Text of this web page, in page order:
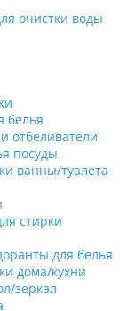
очистки воды
белья
отбеливатели
посуды
ванны/туалета
стирки
для белья
дома/кухни
зеркал